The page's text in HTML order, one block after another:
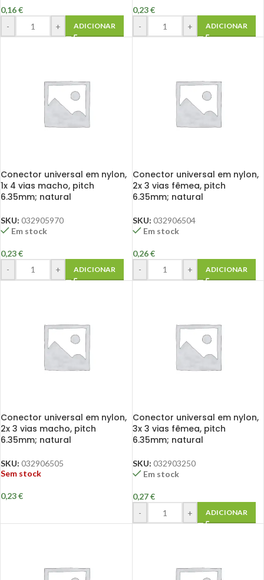
0,16€
-
+ ADICIONAR
0,23€
-
+ ADICIONAR
Conector universal em nylon,
1x 4 vias macho, pitch
6.35mm; natural
SKU: 032905970
Em stock
0,23€
-
+ ADICIONAR
Conector universal em nylon,
2x 3 vias fêmea, pitch
6.35mm; natural
SKU: 032906504
Em stock
0,26€
-
+ ADICIONAR
Conector universal em nylon,
2x 3 vias macho, pitch
6.35mm; natural
SKU: 032906505
Sem stock
0,23€
Conector universal em nylon,
3x 3 vias fêmea, pitch
6.35mm; natural
SKU: 032903250
Em stock
0,27€
-
+ ADICIONAR